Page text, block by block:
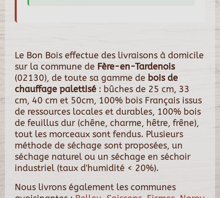
Le Bon Bois effectue des livraisons à domicile
sur la commune de Fère-en-Tardenois
(02130), de toute sa gamme de bois de
chauffage palettisé : bûches de 25 cm, 33
cm, 40 cm et 50cm, 100% bois Français issus
de ressources locales et durables, 100% bois
de feuillus dur (chêne, charme, hêtre, frêne),
tout les morceaux sont fendus. Plusieurs
méthode de séchage sont proposées, un
séchage naturel ou un séchage en séchoir
industriel (taux d'humidité < 20%).
Nous livrons également les communes